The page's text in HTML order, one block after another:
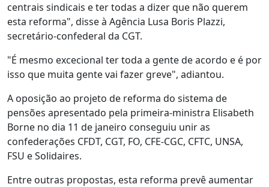
centrais sindicais e ter todas a dizer que não querem
esta reforma", disse à Agência Lusa Boris Plazzi,
secretário-confederal da CGT.
"É mesmo excecional ter toda a gente de acordo e é por
isso que muita gente vai fazer greve", adiantou.
A oposição ao projeto de reforma do sistema de
pensões apresentado pela primeira-ministra Elisabeth
Borne no dia 11 de janeiro conseguiu unir as
confederações CFDT, CGT, FO, CFE-CGC, CFTC, UNSA,
FSU e Solidaires.
Entre outras propostas, esta reforma prevê aumentar